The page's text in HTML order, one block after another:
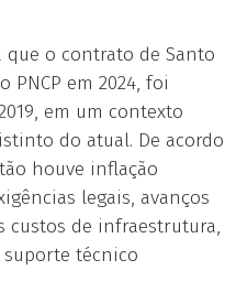
o contrato de Santo
PNCP em 2024, foi
em um contexto
do atual. De acordo
houve inflação
legais, avanços
custos de infraestrutura,
técnico